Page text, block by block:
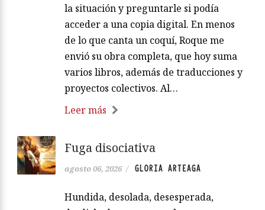
la situación y preguntarle si podía
acceder a una copia digital. En menos
de lo que canta un coquí, Roque me
envió su obra completa, que hoy suma
varios libros, además de traducciones y
proyectos colectivos. Al…
Leer más
Fuga disociativa
agosto 06, 2026 / GLORIA ARTEAGA
Hundida, desolada, desesperada,